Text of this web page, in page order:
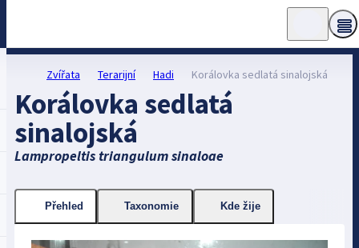
Zvířata Terarijní Hadi Korálovka sedlatá sinalojská
Korálovka sedlatá
sinalojská
Lampropeltis triangulum sinaloae
Přehled Taxonomie Kde žije